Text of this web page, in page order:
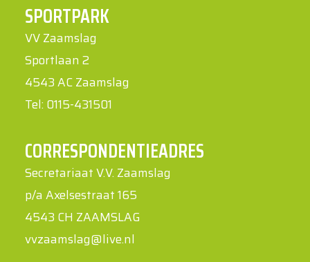
SPORTPARK
VV Zaamslag
Sportlaan 2
4543 AC Zaamslag
Tel: 0115-431501
CORRESPONDENTIEADRES
Secretariaat V.V. Zaamslag
p/a Axelsestraat 165
4543 CH ZAAMSLAG
vvzaamslag@live.nl